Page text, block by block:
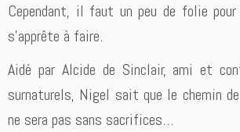
Cependant, il faut un peu de folie pour
s’apprête à faire.
Aidé par Alcide de Sinclair, ami et
surnaturels, Nigel sait que le chemin de
ne sera pas sans sacrifices…